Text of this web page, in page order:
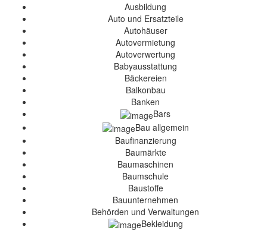
Ausbildung
Auto und Ersatzteile
Autohäuser
Autovermietung
Autoverwertung
Babyausstattung
Bäckereien
Balkonbau
Banken
Bars
Bau allgemein
Baufinanzierung
Baumärkte
Baumaschinen
Baumschule
Baustoffe
Bauunternehmen
Behörden und Verwaltungen
Bekleidung